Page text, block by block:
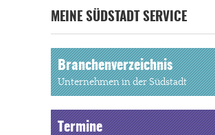
MEINE SÜDSTADT SERVICE
Branchenverzeichnis
Unternehmen in der Südstadt
Termine